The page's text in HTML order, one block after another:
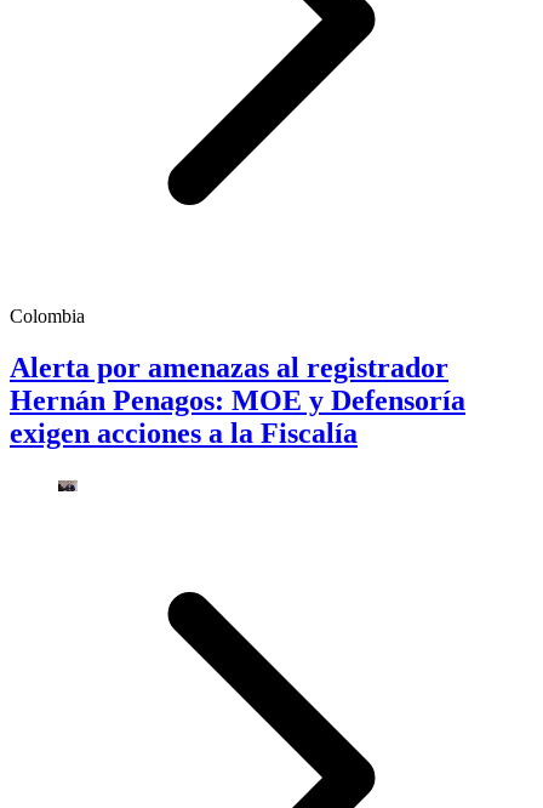
Colombia
Alerta por amenazas al registrador
Hernán Penagos: MOE y Defensoría
exigen acciones a la Fiscalía